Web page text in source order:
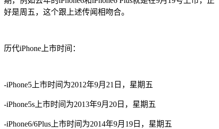
好是周五，这个跟上述传闻相吻合。
历代iPhone上市时间：
-iPhone5上市时间为2012年9月21日，星期五
-iPhone5s上市时间为2013年9月20日，星期五
-iPhone6/6Plus上市时间为2014年9月19日，星期五